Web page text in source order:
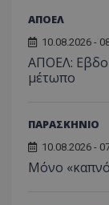
ΑΠΟΕΛ
10.08.2026 -
ΑΠΟΕΛ:
μέτωπο
ΠΑΡΑΣΚΗΝΙΟ
10.08.2026 -
Μόνο